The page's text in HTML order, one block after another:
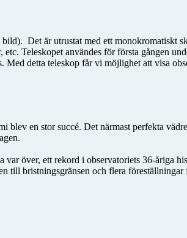
Det är utrustat med ett monokromatiskt
Teleskopet användes för första gången
detta teleskop får vi möjlighet att visa
blev en stor succé. Det närmast perfekta
var över, ett rekord i observatoriets 36-åriga
till bristningsgränsen och flera föreställningar